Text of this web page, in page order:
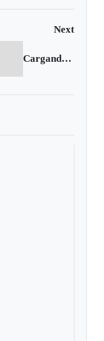
Next
Cargando siguiente...